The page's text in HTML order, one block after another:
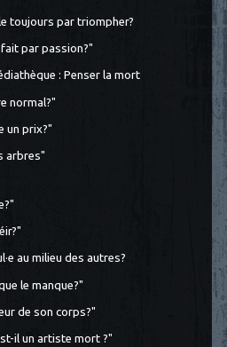
toujours par triompher?
par passion?"
: Penser la mort
normal?"
un prix?"
arbres"
au milieu des autres?
le manque?"
de son corps?"
il un artiste mort ?"